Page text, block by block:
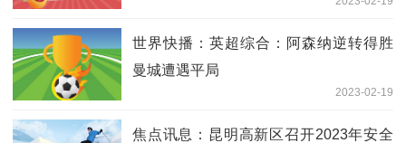
世界快播：英超综合：阿森纳逆转得胜
曼城遭遇平局
2023-02-19
焦点讯息：昆明高新区召开2023年安全